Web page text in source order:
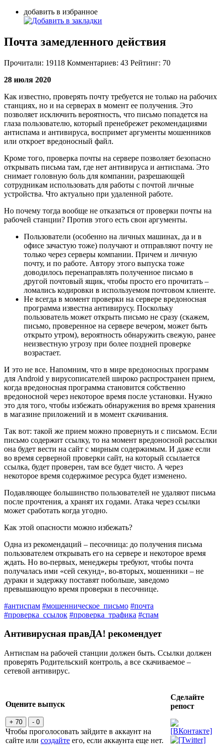
добавить в избранное
Почта замедленного действия
Прочитали: 19118 Комментариев: 43 Рейтинг: 70
28 июля 2020
Как известно, проверять почту требуется не только на рабочих
станциях, но и на серверах в момент ее получения. Это
позволяет исключить вероятность, что письмо попадется на
глаза пользователю, который пренебрежет рекомендациями
антиспама и антивируса, воспримет аргументы мошенников
или откроет вредоносный файл.
Кроме того, проверка почты на сервере позволяет безопасно
открывать письма там, где нет антивируса и антиспама. Это
снимает головную боль для компании, разрешающей
сотрудникам использовать для работы с почтой личные
устройства. Что актуально при удаленной работе.
Но почему тогда вообще не отказаться от проверки почты на
рабочей станции? Против этого есть свои аргументы.
Пользователи (особенно на личных машинах, да и в
офисе зачастую тоже) получают и отправляют почту не
только через серверы компании. Причем и личную
почту, и по работе. Автору этого выпуска тоже
доводилось перенаправлять полученное письмо в
другой почтовый ящик, чтобы просто его прочитать –
ломались кодировки в используемом почтовом клиенте.
Не всегда в момент проверки на сервере вредоносная
программа известна антивирусу. Поскольку
пользователь может открыть письмо не сразу (скажем,
письмо, проверенное на сервере вечером, может быть
открыто утром), вероятность обнаружить свежую, ранее
неизвестную угрозу при более поздней проверке
возрастает.
И это не все. Напомним, что в мире вредоносных программ
для Android у вирусописателей широко распространен прием,
когда вредоносная программа становится собственно
вредоносной через некоторое время после установки. Нужно
это для того, чтобы избежать обнаружения во время хранения
в магазине приложений и в момент скачивания.
Так вот: такой же прием можно провернуть и с письмом. Если
письмо содержит ссылку, то на момент вредоносной рассылки
она будет вести на сайт с мирным содержимым. И даже если
во время серверной проверки сайт, на который ссылается
ссылка, будет проверен, там все будет чисто. А через
некоторое время содержимое ресурса будет изменено.
Подавляющее большинство пользователей не удаляют письма
после прочтения, а хранят их годами. Атака через ссылки
может сработать когда угодно.
Как этой опасности можно избежать?
Одна из рекомендаций – песочница: до получения письма
пользователем открывать его на сервере и некоторое время
ждать. Но во-первых, менеджеры требуют, чтобы почта
получалась ими «сей секунд», во-вторых, мошенники – не
дураки и задержку поставят побольше, заведомо
превышающую время проверки в песочнице.
#антиспам #мошенническое_письмо #почта
#проверка_ссылок #проверка_трафика #спам
Антивирусная правДА! рекомендует
Антиспам на рабочей станции должен быть. Ссылки должен
проверять Родительский контроль, а все скачиваемое –
сетевой антивирус.
Оцените выпуск
+ 70 - 0
Чтобы проголосовать зайдите в аккаунт на
сайте или создайте его, если аккаунта еще нет.
Сделайте
репост